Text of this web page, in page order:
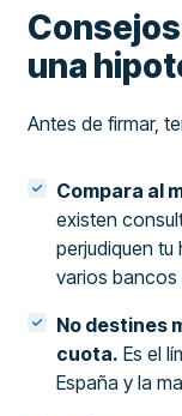
una
Antes de firmar,
Compara al
existen
perjudiquen
varios bancos
No destines
cuota. Es el
España y la